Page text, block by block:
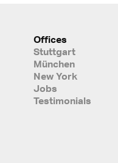
Offices
Stuttgart
München
New York
Jobs
Testimonials